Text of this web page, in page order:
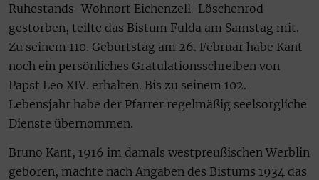
Ruhestands-Wohnort Eichenzell-Löschenrod
gestorben, teilte das Bistum Fulda am Samstag mit.
Zu seinem 110. Geburtstag am 26. Februar habe Kant
noch ein persönliches Gratulationsschreiben von
Papst Leo XIV. erhalten. Bis zu seinem 102.
Lebensjahr habe der Pfarrer regelmäßig seelsorgliche
Dienste übernommen.
Bruno Kant, 1916 im damals westpreußischen Werblin
geboren, machte nach Angaben des Bistums 1934 das